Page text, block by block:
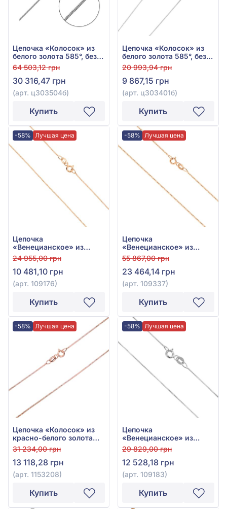
Цепочка «Колосок» из
белого золота 585°, без
вставки, арт. ц303504б
64 503,12 грн
30 316,47 грн
(арт. ц303504б)
Купить
Цепочка «Колосок» из
белого золота 585°, без
вставки, арт. ц303401б
20 993,94 грн
9 867,15 грн
(арт. ц303401б)
Купить
-58% Лучшая цена
Цепочка
«Венецианское» из
красного золота 585°,
арт. 109176
24 955,00 грн
10 481,10 грн
(арт. 109176)
Купить
-58% Лучшая цена
Цепочка
«Венецианское» из
красного золота 585°,
арт. 109337
55 867,00 грн
23 464,14 грн
(арт. 109337)
Купить
-58% Лучшая цена
Цепочка «Колосок» из
красно-белого золота
585°, арт. 1153208
31 234,00 грн
13 118,28 грн
(арт. 1153208)
Купить
-58% Лучшая цена
Цепочка
«Венецианское» из
белого золота 585°, арт.
109183
29 829,00 грн
12 528,18 грн
(арт. 109183)
Купить